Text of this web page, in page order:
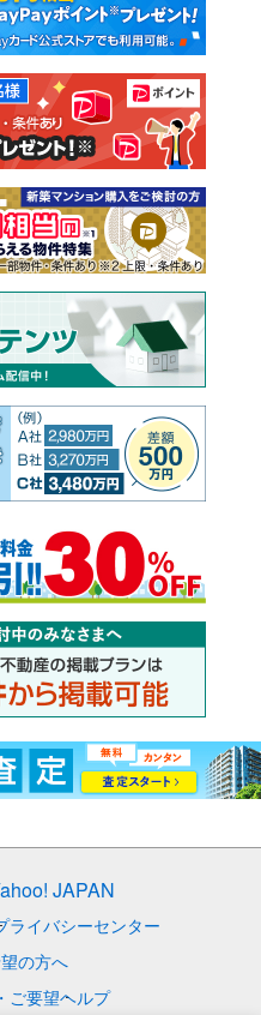
中古一戸建て
土地
JAPAN
ライバシーセンター
の方へ
ご要望ヘルプ